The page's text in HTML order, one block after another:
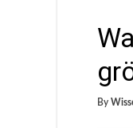
By